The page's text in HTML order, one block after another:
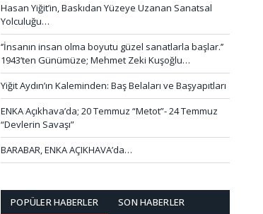
Hasan Yiğit’in, Baskıdan Yüzeye Uzanan Sanatsal
Yolculuğu…
‘’İnsanın insan olma boyutu güzel sanatlarla başlar.’’
1943’ten Günümüze; Mehmet Zeki Kuşoğlu…
Yiğit Aydın’ın Kaleminden: Baş Belaları ve Başyapıtları
ENKA Açıkhava’da; 20 Temmuz “Metot”- 24 Temmuz
“Devlerin Savaşı”
BARABAR, ENKA AÇIKHAVA’da…
POPÜLER HABERLER SON HABERLER